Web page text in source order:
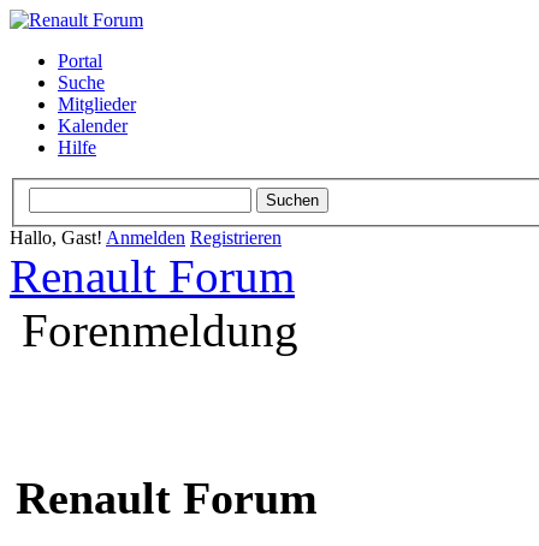
Portal
Suche
Mitglieder
Kalender
Hilfe
Hallo, Gast! Anmelden Registrieren
Renault Forum
Forenmeldung
Renault Forum